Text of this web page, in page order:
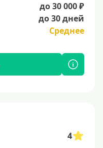
до 30 000 ₽
до 30 дней
Среднее
4